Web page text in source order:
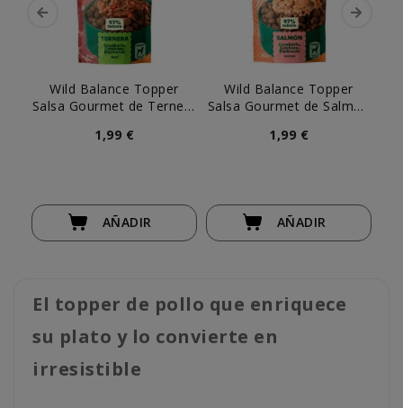
Wild Balance Topper
Salsa Gourmet de Ternera
1,99 €
AÑADIR
Wild Balance Topper
Salsa Gourmet de Salmón
1,99 €
AÑADIR
El topper de pollo que enriquece
su plato y lo convierte en
irresistible